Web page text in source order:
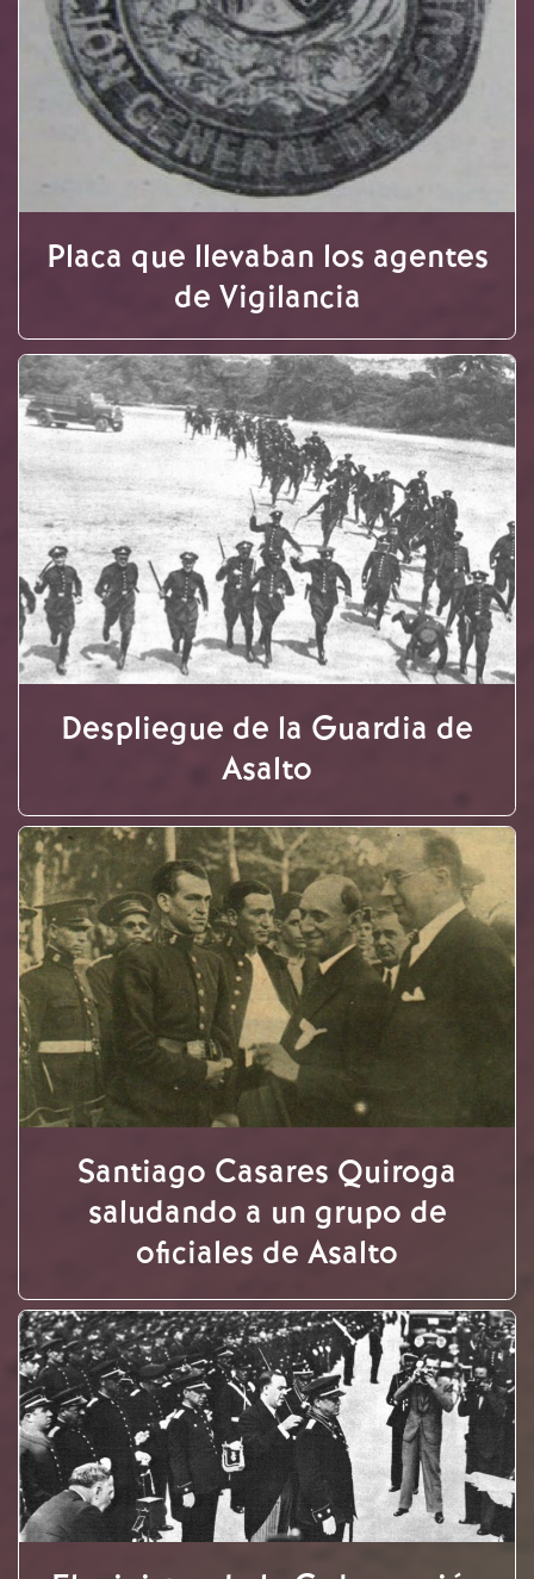
Placa que llevaban los agentes
de Vigilancia
Despliegue de la Guardia de
Asalto
Santiago Casares Quiroga
saludando a un grupo de
oficiales de Asalto